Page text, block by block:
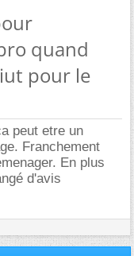
quand
pour le
peut etre un
Franchement
En plus
d'avis